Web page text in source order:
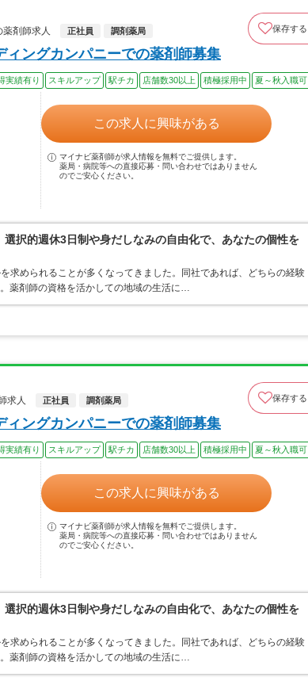
剤師求人
正社員 調剤薬局 保存する
ィングカンパニーでの薬剤師募集
実績有り スキルアップ 駅チカ 店舗数30以上 積極採用中 夏～秋入職可
この求人に興味がある
マイナビ薬剤師が求人情報を無料でご提供します。
薬局・病院等への直接応募・問い合わせではありません
のでご安心ください。
択的週休3日制や身だしなみの自由化で、あなたの個性を
求められることが多くなってきました。同社であれば、どちらの経験
薬剤師の資格を活かしての地域の生活に…
求人
正社員 調剤薬局 保存する
ィングカンパニーでの薬剤師募集
実績有り スキルアップ 駅チカ 店舗数30以上 積極採用中 夏～秋入職可
この求人に興味がある
マイナビ薬剤師が求人情報を無料でご提供します。
薬局・病院等への直接応募・問い合わせではありません
のでご安心ください。
択的週休3日制や身だしなみの自由化で、あなたの個性を
求められることが多くなってきました。同社であれば、どちらの経験
薬剤師の資格を活かしての地域の生活に…